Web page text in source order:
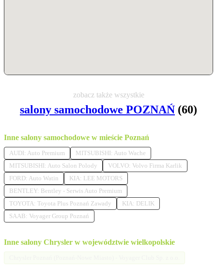
zobacz także wszystkie
salony samochodowe POZNAŃ (60)
Inne salony samochodowe w mieście Poznań
AUDI: Auto Premium
MITSUBISHI: Auto Wache
MITSUBISHI: Auto Salon Polody
VOLVO: Volvo Firma Karlik
FORD: Auto Watin
KIA: LEE MOTORS
BENTLEY: Bentley - Serwis Auto Premium
TOYOTA: Toyota Plus Poznań Zawady
KIA: DELIK
SAAB: Voyager Group Poznań
Inne salony Chrysler w województwie wielkopolskie